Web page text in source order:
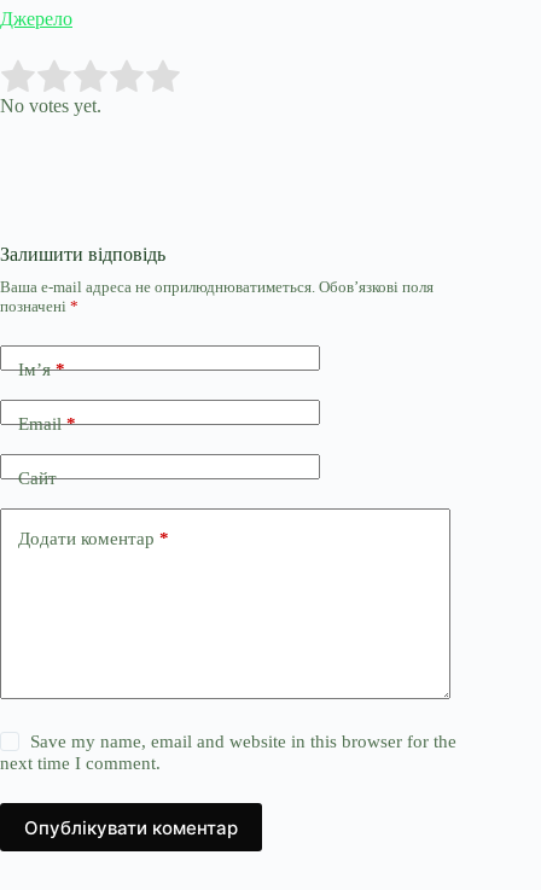
Джерело
Rate this item:
No votes yet.
Залишити відповідь
Ваша e-mail адреса не оприлюднюватиметься. Обов’язкові поля
позначені *
Ім’я*
Email*
Сайт
Додати коментар *
Save my name, email and website in this browser for the
next time I comment.
Опублікувати коментар